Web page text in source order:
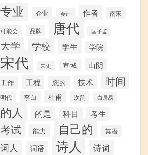
专业 企业 会计 作者 南宋
可能会 品牌 唐代 国子监
大学 学校 学生 学院
宋代 宋史 宣城 山阴
工作 工程 您的 技术 时间
明代 李白 杜甫 次韵 白居易
的人 的是 科目 考生
考试 能力 自己的 英语
词人 词语 诗人 诗词